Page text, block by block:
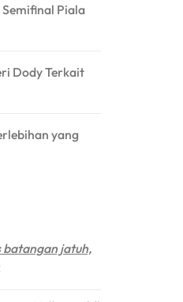
Piala
Dody Terkait
yang
batangan jatuh,